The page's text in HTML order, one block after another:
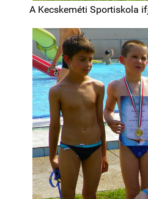
A Kecskeméti Sportiskola